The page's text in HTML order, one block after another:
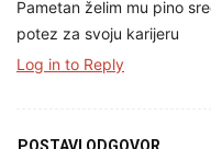
Pametan želim mu pino
potez za svoju karijeru
Log in to Reply